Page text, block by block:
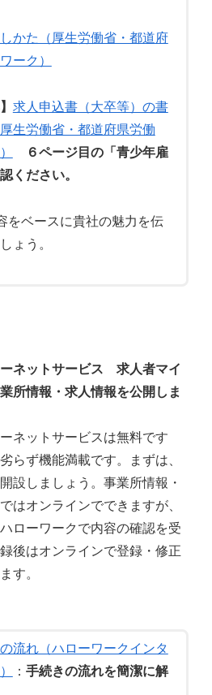
かた（厚生労働省・都道府
ーク）
求人申込書（大卒等）の書
生労働省・都道府県労働
６ページ目の「青少年雇
ください。
をベースに貴社の魅力を伝
ょう。
ネットサービス 求人者マイ
所情報・求人情報を公開しま
ネットサービスは無料です
らず機能満載です。まずは、
設しましょう。事業所情報・
はオンラインでできますが、
ローワークで内容の確認を受
後はオンラインで登録・修正
す。
流れ（ハローワークインタ
： 手続きの流れを簡潔に解